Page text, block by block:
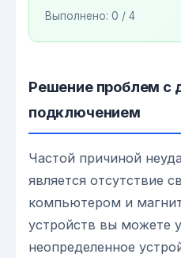
Выполнено: 0 / 4
Решение проблем с
подключением
Частой причиной
является отсутствие
компьютером и
устройств вы можете
неопределенное